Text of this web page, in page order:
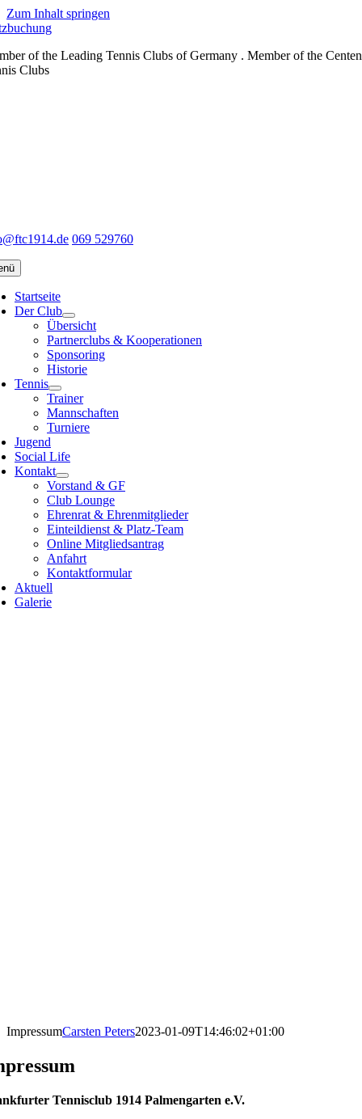
Zum Inhalt springen
of the Leading Tennis Clubs of Germany . Member of the
Clubs
069 529760
Startseite
Der Club
Übersicht
Partnerclubs & Kooperationen
Sponsoring
Historie
Tennis
Trainer
Mannschaften
Turniere
Jugend
Social Life
Kontakt
Vorstand & GF
Club Lounge
Ehrenrat & Ehrenmitglieder
Einteildienst & Platz-Team
Online Mitgliedsantrag
Anfahrt
Kontaktformular
Aktuell
Galerie
ImpressumCarsten Peters2023-01-09T14:46:02+01:00
Tennisclub 1914 Palmengarten e.V.